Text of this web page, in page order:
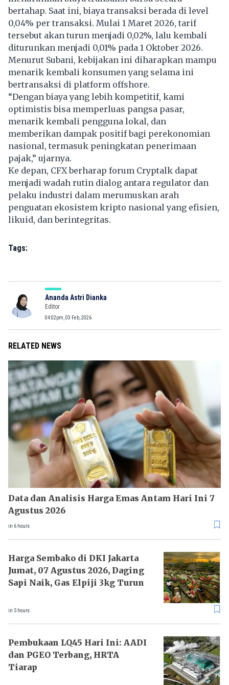
bertahap. Saat ini, biaya transaksi berada di level
0,04% per transaksi. Mulai 1 Maret 2026, tarif
tersebut akan turun menjadi 0,02%, lalu kembali
diturunkan menjadi 0,01% pada 1 Oktober 2026.
Menurut Subani, kebijakan ini diharapkan mampu
menarik kembali konsumen yang selama ini
bertransaksi di platform offshore.
“Dengan biaya yang lebih kompetitif, kami
optimistis bisa memperluas pangsa pasar,
menarik kembali pengguna lokal, dan
memberikan dampak positif bagi perekonomian
nasional, termasuk peningkatan penerimaan
pajak,” ujarnya.
Ke depan, CFX berharap forum Cryptalk dapat
menjadi wadah rutin dialog antara regulator dan
pelaku industri dalam merumuskan arah
penguatan ekosistem kripto nasional yang efisien,
likuid, dan berintegritas.
Tags:
Ananda Astri Dianka
Editor
04:02pm, 03 Feb, 2026
RELATED NEWS
Data dan Analisis Harga Emas Antam Hari Ini 7
Agustus 2026
in 6 hours
Harga Sembako di DKI Jakarta
Jumat, 07 Agustus 2026, Daging
Sapi Naik, Gas Elpiji 3kg Turun
in 5 hours
Pembukaan LQ45 Hari Ini: AADI
dan PGEO Terbang, HRTA
Tiarap